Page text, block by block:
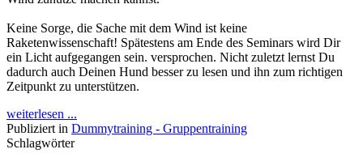
Keine Sorge, die Sache mit dem Wind ist keine
Raketenwissenschaft! Spätestens am Ende des Seminars wird Dir
ein Licht aufgegangen sein. versprochen. Nicht zuletzt lernst Du
dadurch auch Deinen Hund besser zu lesen und ihn zum richtigen
Zeitpunkt zu unterstützen.
weiterlesen ...
Publiziert in Dummytraining - Gruppentraining
Schlagwörter